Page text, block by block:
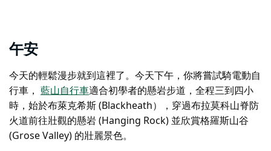
午安
今天的輕鬆漫步就到這裡了。今天下午，你將嘗試騎電動自
行車， 藍山自行車適合初學者的懸岩步道，全程三到四小
時，始於布萊克希斯 (Blackheath），穿過布拉莫科山脊防
火道前往壯觀的懸岩 (Hanging Rock) 並欣賞格羅斯山谷
(Grose Valley) 的壯麗景色。